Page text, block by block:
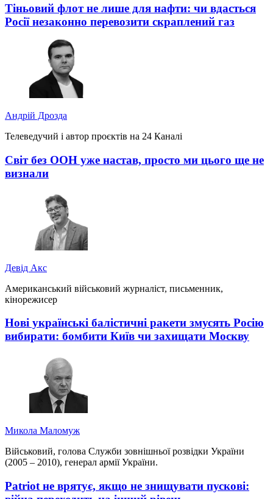
Тіньовий флот не лише для нафти: чи вдасться
Росії незаконно перевозити скраплений газ
Андрій Дрозда
Телеведучий і автор проєктів на 24 Каналі
Світ без ООН уже настав, просто ми цього ще не
визнали
Девід Акс
Американський військовий журналіст, письменник,
кінорежисер
Нові українські балістичні ракети змусять Росію
вибирати: бомбити Київ чи захищати Москву
Микола Маломуж
Військовий, голова Служби зовнішньої розвідки України
(2005 – 2010), генерал армії України.
Patriot не врятує, якщо не знищувати пускові: